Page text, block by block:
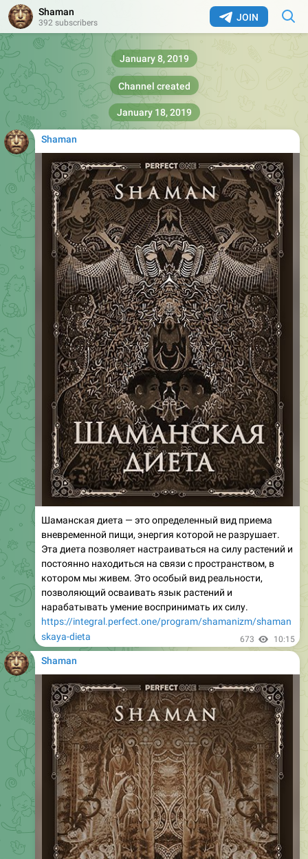
JOIN
Shaman
392 subscribers
Channel created
January 8, 2019
Shaman
Шаманская диета — это определенный вид приема
вневременной пищи, энергия которой не разрушает.
Эта диета позволяет настраиваться на силу растений и
постоянно находиться на связи с пространством, в
котором мы живем. Это особый вид реальности,
позволяющий осваивать язык растений и
нарабатывать умение воспринимать их силу.
https://integral.perfect.one/program/shamanizm/shaman
skaya-dieta
673 10:15
January 18, 2019
Shaman